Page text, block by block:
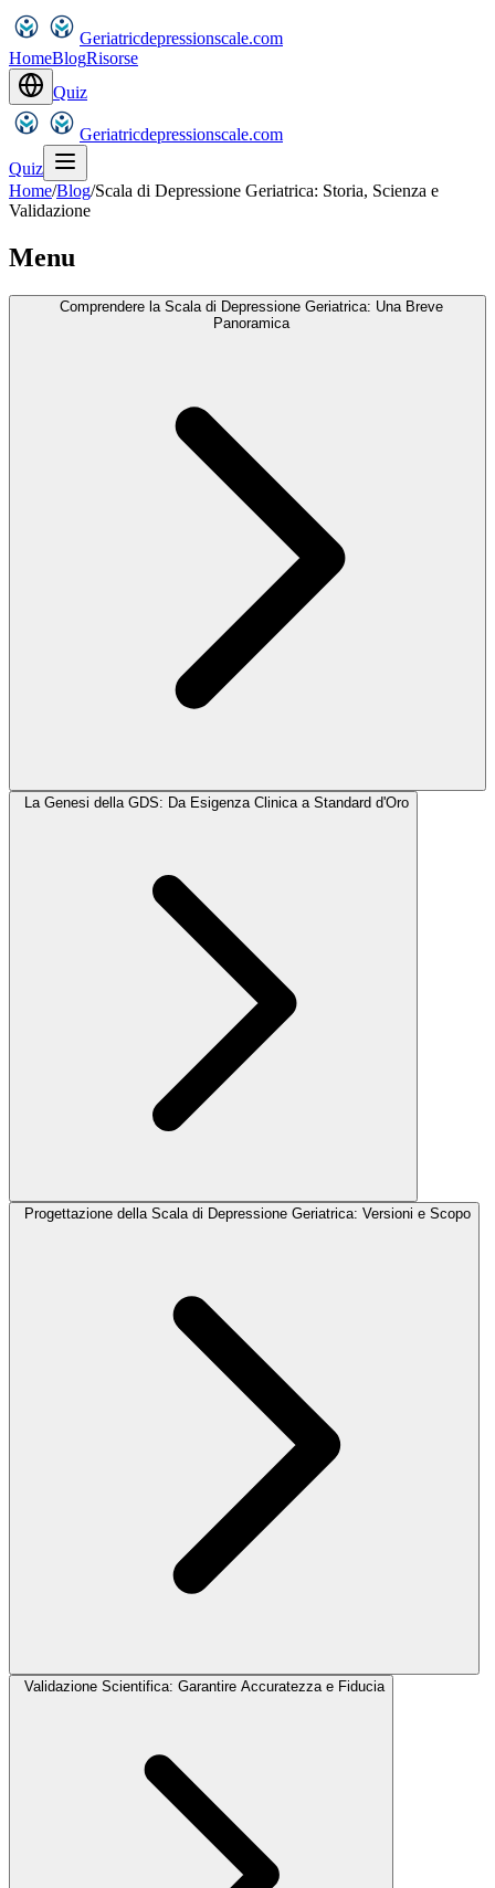
Geriatricdepressionscale.com
HomeBlogRisorse
Quiz
Geriatricdepressionscale.com
Quiz
Home/Blog/Scala di Depressione Geriatrica: Storia, Scienza e
Validazione
Menu
Comprendere la Scala di Depressione Geriatrica: Una Breve
Panoramica
La Genesi della GDS: Da Esigenza Clinica a Standard d'Oro
Progettazione della Scala di Depressione Geriatrica: Versioni e Scopo
Validazione Scientifica: Garantire Accuratezza e Fiducia